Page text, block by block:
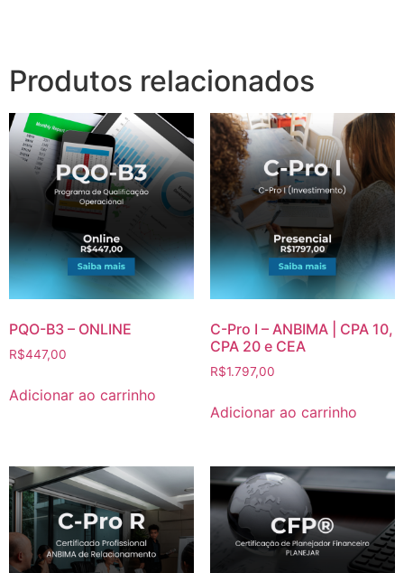
Produtos relacionados
PQO-B3 – ONLINE
R$447,00
Adicionar ao carrinho
C-Pro I – ANBIMA | CPA 10,
CPA 20 e CEA
R$1.797,00
Adicionar ao carrinho